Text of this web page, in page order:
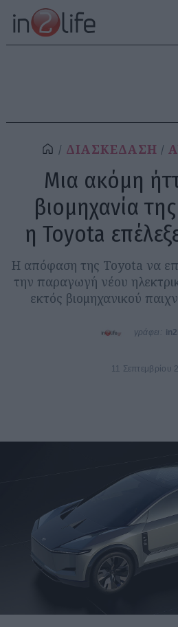
ΔΙΑΣΚΕΔΑΣΗ
Μια ακόμη
βιομηχανία
η Toyota
Η απόφαση της Toyota να
την παραγωγή νέου
εκτός βιομηχανικού
γράφει:
11 Σεπτεμβρίου